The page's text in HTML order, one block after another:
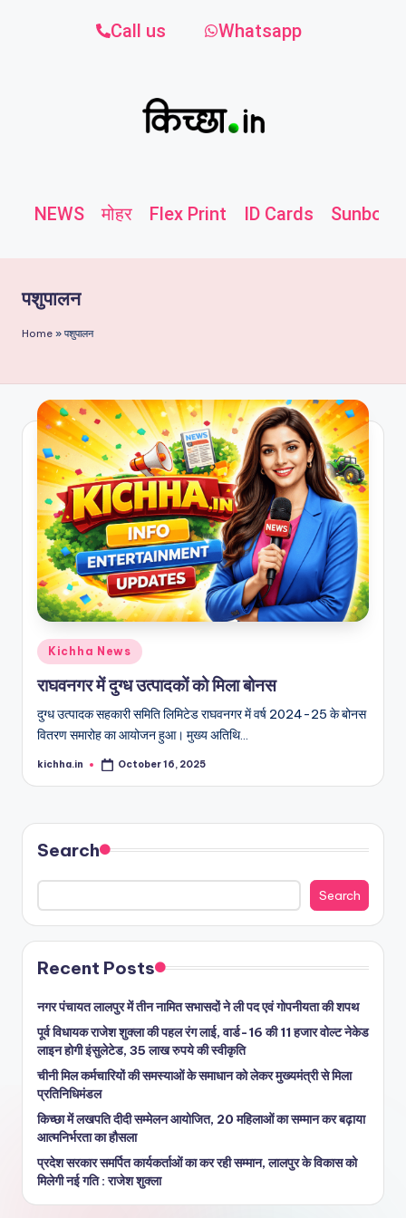
Call us Whatsapp
NEWS मोहर Flex Print ID Cards
पशुपालन
Home » पशुपालन
Kichha News
राघवनगर में दुग्ध उत्पादकों को मिला बोनस
दुग्ध उत्पादक सहकारी समिति लिमिटेड राघवनगर में वर्ष 2024-25 के बोनस
वितरण समारोह का आयोजन हुआ। मुख्य अतिथि…
kichha.in October 16, 2025
Search
Search
Recent Posts
नगर पंचायत लालपुर में तीन नामित सभासदों ने ली पद एवं गोपनीयता की शपथ
पूर्व विधायक राजेश शुक्ला की पहल रंग लाई, वार्ड-16 की 11 हजार वोल्ट नेकेड
लाइन होगी इंसुलेटेड, 35 लाख रुपये की स्वीकृति
चीनी मिल कर्मचारियों की समस्याओं के समाधान को लेकर मुख्यमंत्री से मिला
प्रतिनिधिमंडल
किच्छा में लखपति दीदी सम्मेलन आयोजित, 20 महिलाओं का सम्मान कर बढ़ाया
आत्मनिर्भरता का हौसला
प्रदेश सरकार समर्पित कार्यकर्ताओं का कर रही सम्मान, लालपुर के विकास को
मिलेगी नई गति : राजेश शुक्ला